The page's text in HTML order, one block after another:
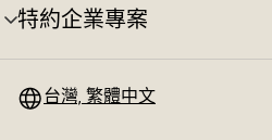
切
換
特約企業專案
選
換 台灣, 繁體中文